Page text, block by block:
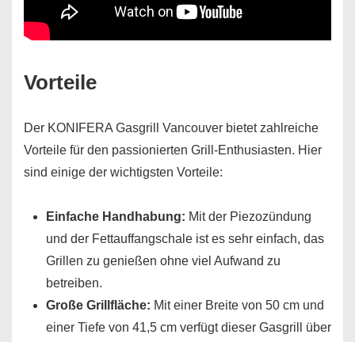
Vorteile
Der KONIFERA Gasgrill Vancouver bietet zahlreiche
Vorteile für den passionierten Grill-Enthusiasten. Hier
sind einige der wichtigsten Vorteile:
Einfache Handhabung: Mit der Piezozündung
und der Fettauffangschale ist es sehr einfach, das
Grillen zu genießen ohne viel Aufwand zu
betreiben.
Große Grillfläche: Mit einer Breite von 50 cm und
einer Tiefe von 41,5 cm verfügt dieser Gasgrill über